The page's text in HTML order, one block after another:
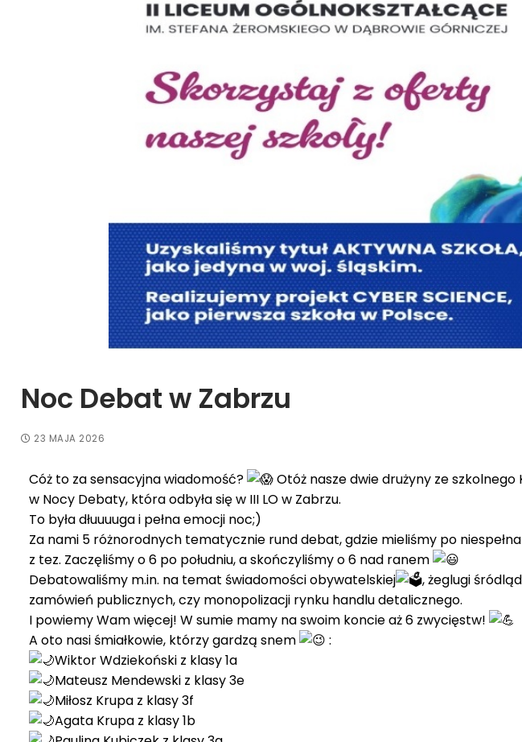
Noc Debat w Zabrzu
23 MAJA 2026
Cóż to za sensacyjna wiadomość? Otóż nasze dwie drużyny ze
w Nocy Debaty, która odbyła się w III LO w Zabrzu.
To była dłuuuuga i pełna emocji noc;)
Za nami 5 różnorodnych tematycznie rund debat, gdzie mieliśmy po
z tez. Zaczęliśmy o 6 po południu, a skończyliśmy o 6 nad ranem
Debatowaliśmy m.in. na temat świadomości obywatelskiej
, żeglugi
zamówień publicznych, czy monopolizacji rynku handlu detalicznego.
I powiemy Wam więcej! W sumie mamy na swoim koncie aż 6 zwycięstw!
A oto nasi śmiałkowie, którzy gardzą snem
:
Wiktor Wdziekoński z klasy 1a
Mateusz Mendewski z klasy 3e
Miłosz Krupa z klasy 3f
Agata Krupa z klasy 1b